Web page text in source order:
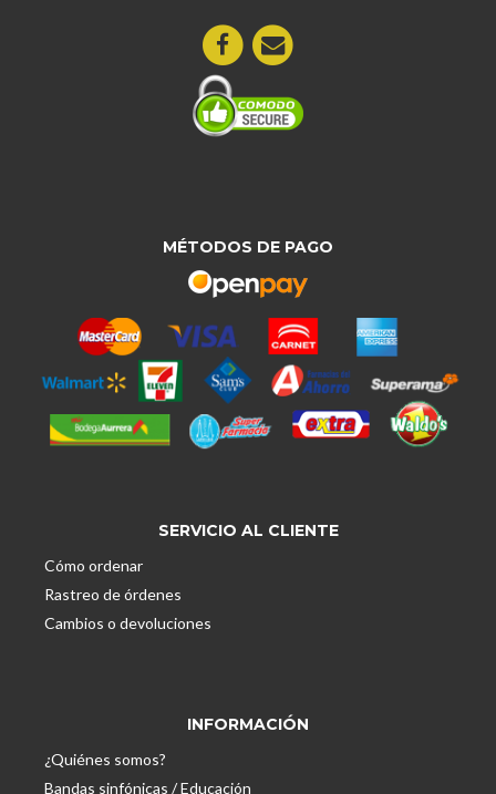
producto
MÉTODOS DE PAGO
SERVICIO AL CLIENTE
Cómo ordenar
Rastreo de órdenes
Cambios o devoluciones
INFORMACIÓN
¿Quiénes somos?
Bandas sinfónicas / Educación